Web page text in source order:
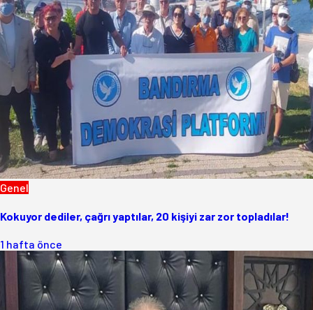
Genel
Kokuyor dediler, çağrı yaptılar, 20 kişiyi zar zor topladılar!
1 hafta önce